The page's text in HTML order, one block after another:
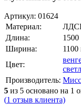
Артикул: 01624
Материал:
Длина:
Ширина:
Цвет:
Производитель:
5 из 5 основано на 1
(1 отзыв клиента)